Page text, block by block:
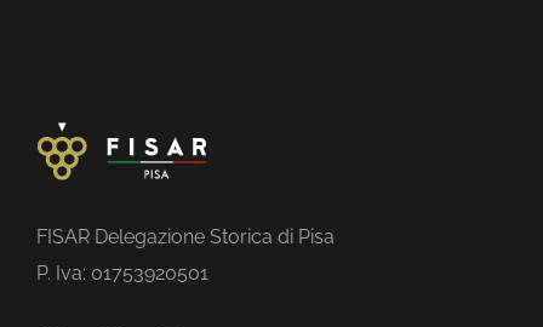
FISAR Delegazione Storica di Pisa
P. Iva: 01753920501